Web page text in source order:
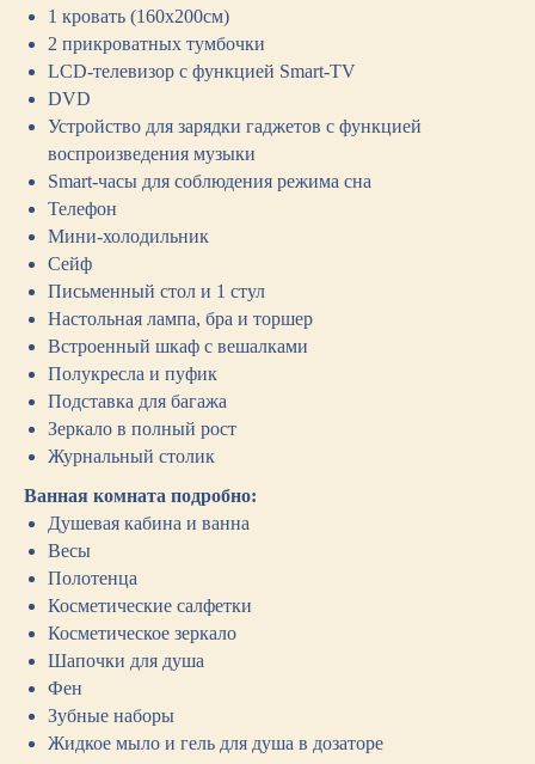
1 кровать (160х200см)
2 прикроватных тумбочки
LCD-телевизор с функцией Smart-TV
DVD
Устройство для зарядки гаджетов с функцией
воспроизведения музыки
Smart-часы для соблюдения режима сна
Телефон
Мини-холодильник
Сейф
Письменный стол и 1 стул
Настольная лампа, бра и торшер
Встроенный шкаф с вешалками
Полукресла и пуфик
Подставка для багажа
Зеркало в полный рост
Журнальный столик
Ванная комната подробно:
Душевая кабина и ванна
Весы
Полотенца
Косметические салфетки
Косметическое зеркало
Шапочки для душа
Фен
Зубные наборы
Жидкое мыло и гель для душа в дозаторе